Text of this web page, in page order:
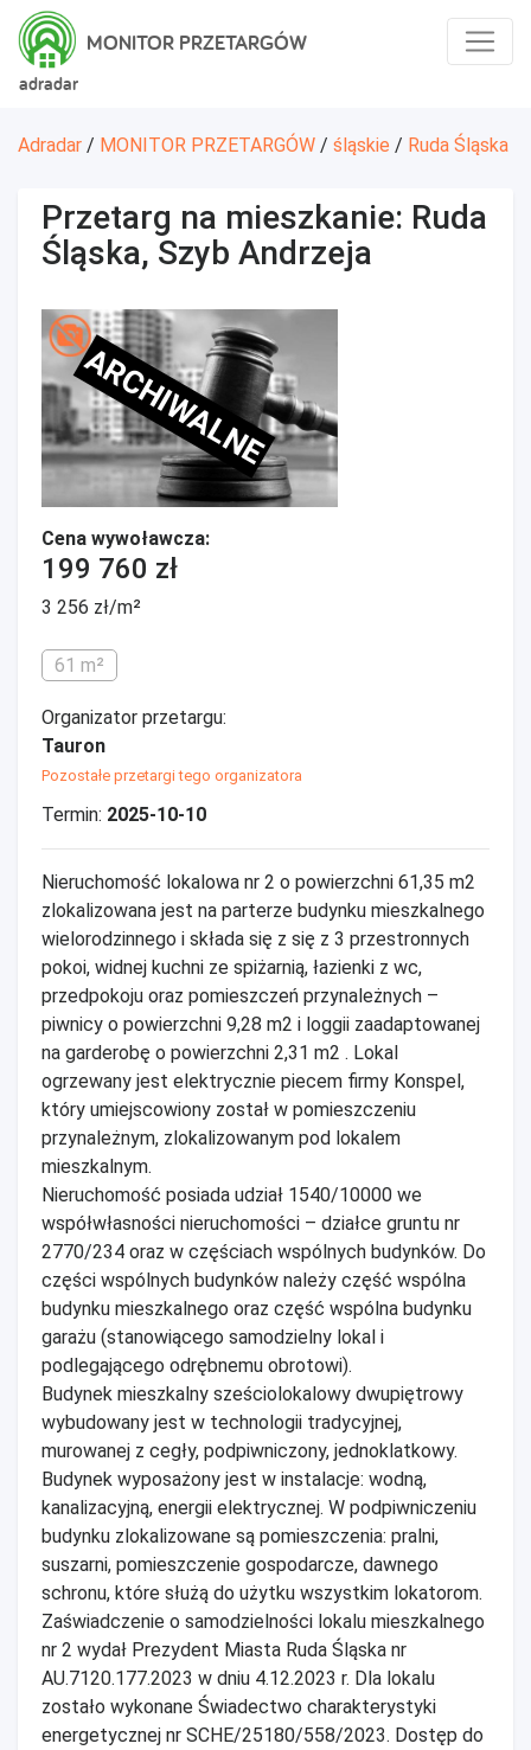
adradar
MONITOR PRZETARGÓW
Adradar / MONITOR PRZETARGÓW / śląskie / Ruda Śląska
Przetarg na mieszkanie: Ruda
Śląska, Szyb Andrzeja
ARCHIWALNE
Cena wywoławcza:
199 760 zł
3 256 zł/m²
61 m²
Organizator przetargu:
Tauron
Pozostałe przetargi tego organizatora
Termin: 2025-10-10
Nieruchomość lokalowa nr 2 o powierzchni 61,35 m2
zlokalizowana jest na parterze budynku mieszkalnego
wielorodzinnego i składa się z się z 3 przestronnych
pokoi, widnej kuchni ze spiżarnią, łazienki z wc,
przedpokoju oraz pomieszczeń przynależnych –
piwnicy o powierzchni 9,28 m2 i loggii zaadaptowanej
na garderobę o powierzchni 2,31 m2 . Lokal
ogrzewany jest elektrycznie piecem firmy Konspel,
który umiejscowiony został w pomieszczeniu
przynależnym, zlokalizowanym pod lokalem
mieszkalnym.
Nieruchomość posiada udział 1540/10000 we
współwłasności nieruchomości – działce gruntu nr
2770/234 oraz w częściach wspólnych budynków. Do
części wspólnych budynków należy część wspólna
budynku mieszkalnego oraz część wspólna budynku
garażu (stanowiącego samodzielny lokal i
podlegającego odrębnemu obrotowi).
Budynek mieszkalny sześciolokalowy dwupiętrowy
wybudowany jest w technologii tradycyjnej,
murowanej z cegły, podpiwniczony, jednoklatkowy.
Budynek wyposażony jest w instalacje: wodną,
kanalizacyjną, energii elektrycznej. W podpiwniczeniu
budynku zlokalizowane są pomieszczenia: pralni,
suszarni, pomieszczenie gospodarcze, dawnego
schronu, które służą do użytku wszystkim lokatorom.
Zaświadczenie o samodzielności lokalu mieszkalnego
nr 2 wydał Prezydent Miasta Ruda Śląska nr
AU.7120.177.2023 w dniu 4.12.2023 r. Dla lokalu
zostało wykonane Świadectwo charakterystyki
energetycznej nr SCHE/25180/558/2023. Dostęp do